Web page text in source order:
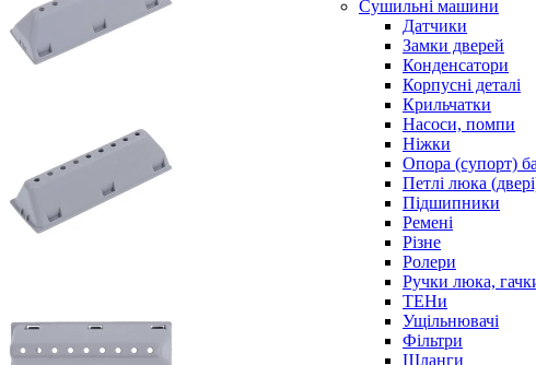
Сушильні машини
Датчики
Замки дверей
Конденсатори
Корпусні деталі
Крильчатки
Насоси, помпи
Ніжки
Опора (супорт)
Петлі люка
Підшипники
Ремені
Різне
Ролери
Ручки люка,
ТЕНи
Ущільнювачі
Фільтри
Шланги